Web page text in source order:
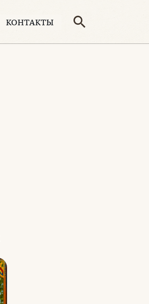
КОНТАКТЫ Поиск